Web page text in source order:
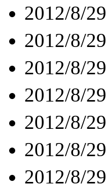
2012/8/29
2012/8/29
2012/8/29
2012/8/29
2012/8/29
2012/8/29
2012/8/29